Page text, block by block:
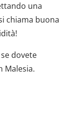
una
chiama buona
dovete
Malesia.